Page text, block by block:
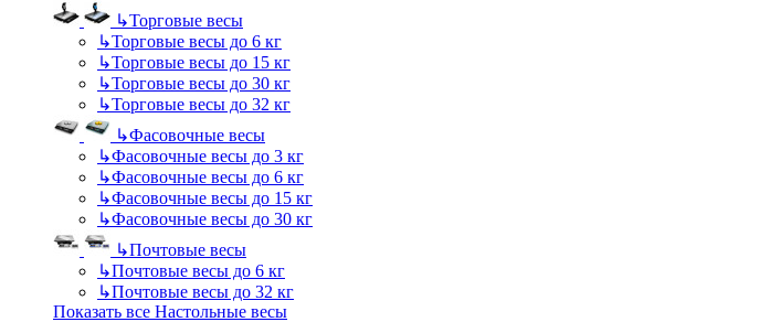
↳Торговые весы
↳Торговые весы до 6 кг
↳Торговые весы до 15 кг
↳Торговые весы до 30 кг
↳Торговые весы до 32 кг
↳Фасовочные весы
↳Фасовочные весы до 3 кг
↳Фасовочные весы до 6 кг
↳Фасовочные весы до 15 кг
↳Фасовочные весы до 30 кг
↳Почтовые весы
↳Почтовые весы до 6 кг
↳Почтовые весы до 32 кг
Показать все Настольные весы